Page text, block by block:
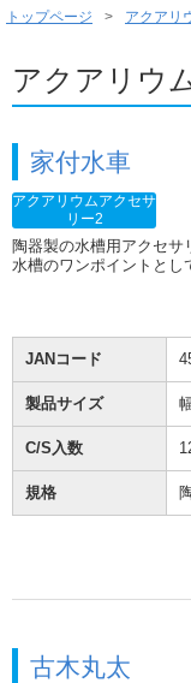
トップページ アクアリ
アクアリウ
家付水車
アクアリウムアクセサ
リー2
陶器製の水槽用アクセサ
水槽のワンポイントとし
JANコード
製品サイズ
C/S入数
規格
古木丸太